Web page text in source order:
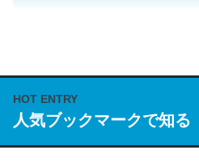
説してる記事が少ないので貴重
https://
/064121
─GPTの仕組みと限界についての考察
HOT ENTRY
人気ブックマークで知る